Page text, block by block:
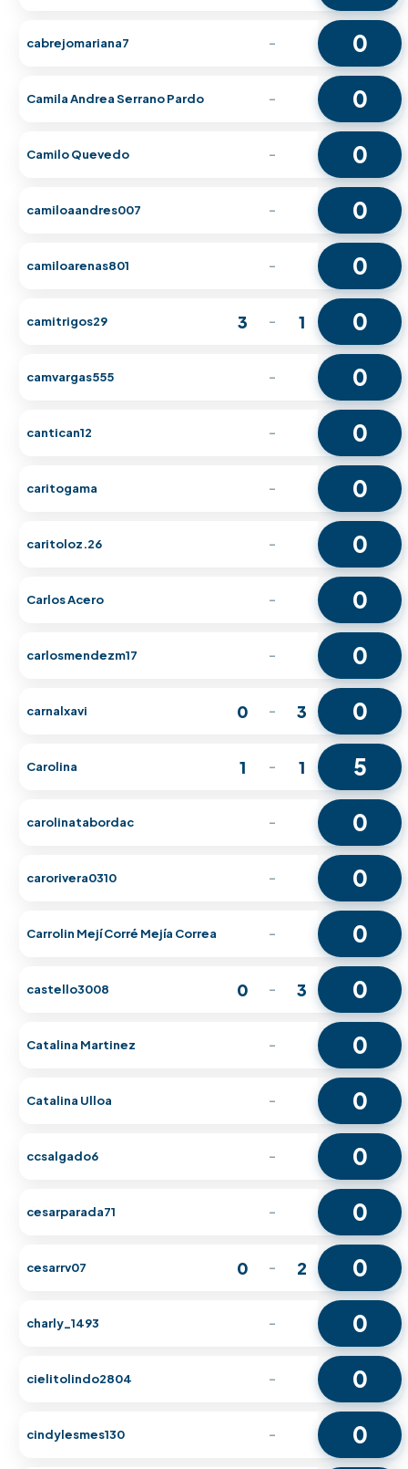
cabrejomariana7 - 0
Camila Andrea Serrano Pardo - 0
Camilo Quevedo - 0
camiloaandres007 - 0
camiloarenas801 - 0
camitrigos29 3 - 1 0
camvargas555 - 0
cantican12 - 0
caritogama - 0
caritoloz.26 - 0
Carlos Acero - 0
carlosmendezm17 - 0
carnalxavi 0 - 3 0
Carolina 1 - 1 5
carolinatabordac - 0
carorivera0310 - 0
Carrolin Mejí Corré Mejía Correa - 0
castello3008 0 - 3 0
Catalina Martinez - 0
Catalina Ulloa - 0
ccsalgado6 - 0
cesarparada71 - 0
cesarrv07 0 - 2 0
charly_1493 - 0
cielitolindo2804 - 0
cindylesmes130 - 0